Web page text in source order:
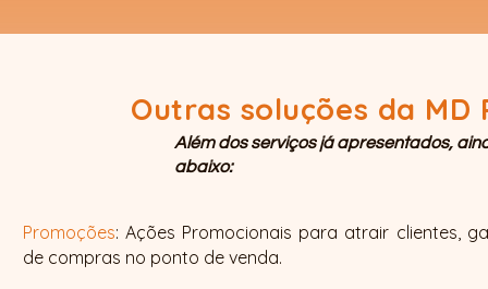
Outras soluções da
Além dos serviços já apresentados,
abaixo:
Promoções: Ações Promocionais para atrair clientes,
de compras no ponto de venda.